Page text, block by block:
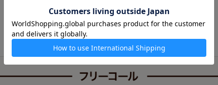
コンテンツの二次利用の際は、以下の内容を遵守して下さい。以
下の場合、いかなる事由においても二次利用を禁止致します。
・二次利用の対象物は、弊社が指定したコンテンツに限ります。
・コンテンツの二次利用は、弊社Webサイトへの誘導・弊社ルピ
・二次利用したコンテンツの側又は画像内に、下記のコピーライ
ルピシア公式SNS